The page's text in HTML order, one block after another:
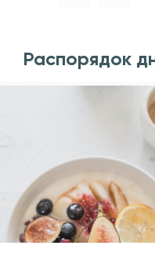
Распорядок